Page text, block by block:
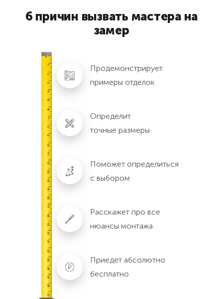
6 причин вызвать мастера на
замер
Продемонстрирует
примеры отделок
Определит
точные размеры
Поможет определиться
с выбором
Расскажет про все
нюансы монтажа
Приедет абсолютно
бесплатно